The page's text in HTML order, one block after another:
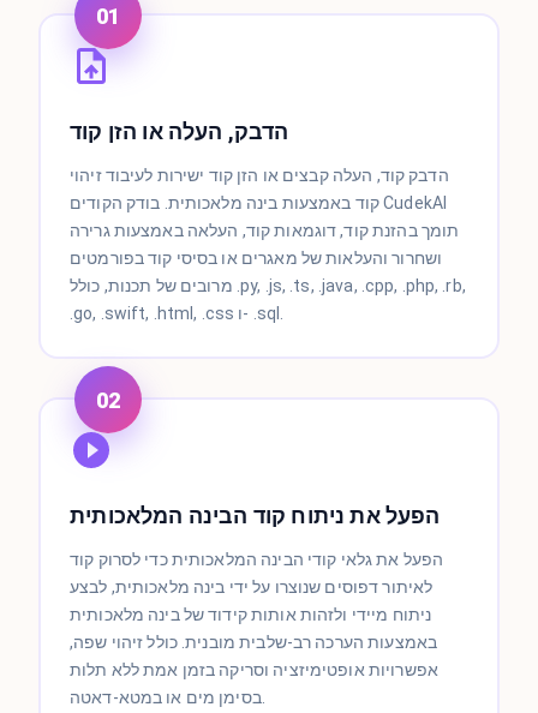
01
הדבק, העלה או הזן קוד
הדבק קוד, העלה קבצים או הזן קוד ישירות לעיבוד זיהוי
קוד באמצעות בינה מלאכותית. בודק הקודים CudekAI
תומך בהזנת קוד, דוגמאות קוד, העלאה באמצעות גרירה
ושחרור והעלאות של מאגרים או בסיסי קוד בפורמטים
מרובים של תכנות, כולל .py, .js, .ts, .java, .cpp, .php, .rb,
.go, .swift, .html, .css ו- .sql.
02
הפעל את ניתוח קוד הבינה המלאכותית
הפעל את גלאי קודי הבינה המלאכותית כדי לסרוק קוד
לאיתור דפוסים שנוצרו על ידי בינה מלאכותית, לבצע
ניתוח מיידי ולזהות אותות קידוד של בינה מלאכותית
באמצעות הערכה רב-שלבית מובנית. כולל זיהוי שפה,
אפשרויות אופטימיזציה וסריקה בזמן אמת ללא תלות